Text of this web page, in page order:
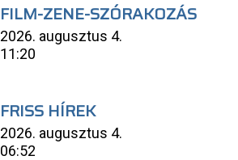
FILM-ZENE-SZÓRAKOZÁS
2026. augusztus 4.
11:20
FRISS HÍREK
2026. augusztus 4.
06:52